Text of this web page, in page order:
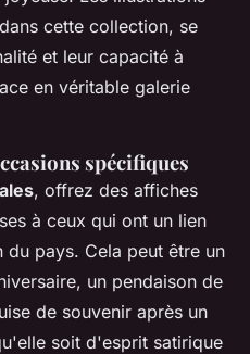
cette collection, se
et leur capacité à
en véritable galerie
spécifiques
, offrez des affiches
à ceux qui ont un lien
pays. Cela peut être un
un pendaison de
de souvenir après un
soit d'esprit satirique